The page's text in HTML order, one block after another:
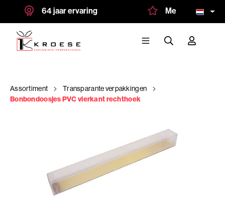
64 jaar ervaring Meer dan 1.500
Assortiment
Transparante verpakkingen
Bonbondoosjes PVC vierkant rechthoek